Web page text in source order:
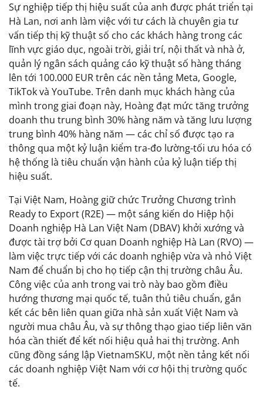
Sự nghiệp tiếp thị hiệu suất của anh được phát triển tại
Hà Lan, nơi anh làm việc với tư cách là chuyên gia tư
vấn tiếp thị kỹ thuật số cho các khách hàng trong các
lĩnh vực giáo dục, ngoài trời, giải trí, nội thất và nhà ở,
quản lý ngân sách quảng cáo kỹ thuật số hàng tháng
lên tới 100.000 EUR trên các nền tảng Meta, Google,
TikTok và YouTube. Trên danh mục khách hàng của
mình trong giai đoạn này, Hoàng đạt mức tăng trưởng
doanh thu trung bình 30% hàng năm và tăng lưu lượng
trung bình 40% hàng năm — các chỉ số được tạo ra
thông qua một kỷ luận kiểm tra-đo lường-tối ưu hóa có
hệ thống là tiêu chuẩn vận hành của kỷ luận tiếp thị
hiệu suất.
Tại Việt Nam, Hoàng giữ chức Trưởng Chương trình
Ready to Export (R2E) — một sáng kiến do Hiệp hội
Doanh nghiệp Hà Lan Việt Nam (DBAV) khởi xướng và
được tài trợ bởi Cơ quan Doanh nghiệp Hà Lan (RVO) —
làm việc trực tiếp với các doanh nghiệp vừa và nhỏ Việt
Nam để chuẩn bị cho họ tiếp cận thị trường châu Âu.
Công việc của anh trong vai trò này bao gồm điều
hướng thương mại quốc tế, tuân thủ tiêu chuẩn, gắn
kết các bên liên quan giữa nhà sản xuất Việt Nam và
người mua châu Âu, và sự thông thạo giao tiếp liên văn
hóa cần thiết để kết nối hiệu quả hai thị trường. Anh
cũng đồng sáng lập VietnamSKU, một nền tảng kết nối
các doanh nghiệp Việt Nam với cơ hội thị trường quốc
tế.